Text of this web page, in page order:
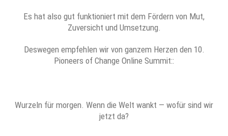
Es hat also gut funktioniert mit dem Fördern von Mut,
Zuversicht und Umsetzung.
Deswegen empfehlen wir von ganzem Herzen den 10.
Pioneers of Change Online Summit::
Wurzeln für morgen. Wenn die Welt wankt — wofür sind wir
jetzt da?